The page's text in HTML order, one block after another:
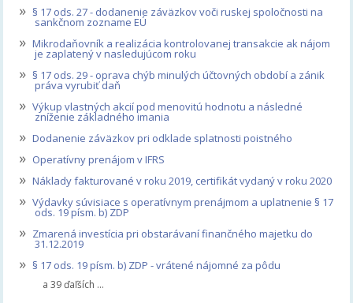
» § 17 ods. 27 - dodanenie záväzkov voči ruskej spoločnosti na
sankčnom zozname EÚ
» Mikrodaňovník a realizácia kontrolovanej transakcie ak nájom
je zaplatený v nasledujúcom roku
» § 17 ods. 29 - oprava chýb minulých účtovných období a zánik
práva vyrubiť daň
» Výkup vlastných akcií pod menovitú hodnotu a následné
zníženie základného imania
» Dodanenie záväzkov pri odklade splatnosti poistného
» Operatívny prenájom v IFRS
» Náklady fakturované v roku 2019, certifikát vydaný v roku 2020
» Výdavky súvisiace s operatívnym prenájmom a uplatnenie § 17
ods. 19 písm. b) ZDP
» Zmarená investícia pri obstarávaní finančného majetku do
31.12.2019
» § 17 ods. 19 písm. b) ZDP - vrátené nájomné za pôdu
a 39 ďaľších ...